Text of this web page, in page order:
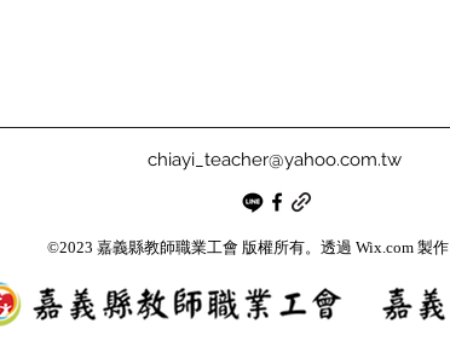
chiayi_teacher@yahoo.com.tw
©2023 嘉義縣教師職業工會 版權所有。透過 Wix.com 製作